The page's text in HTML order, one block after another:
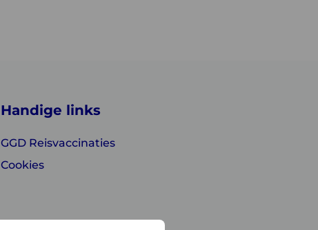
Handige links
GGD Reisvaccinaties
Cookies